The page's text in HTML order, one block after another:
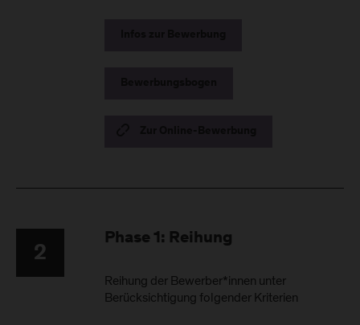
2
Phase 1: Reihung
Reihung der Bewerber*innen unter
Berücksichtigung folgender Kriterien